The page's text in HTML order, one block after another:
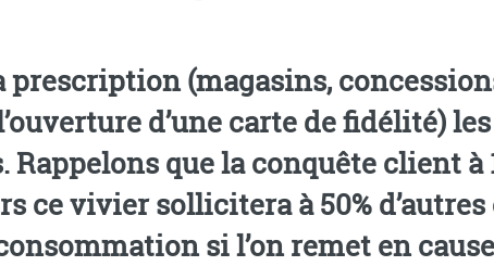
prescription (magasins,
d’une carte de fidélité)
ce vivier sollicitera à 50%
si l’on remet en